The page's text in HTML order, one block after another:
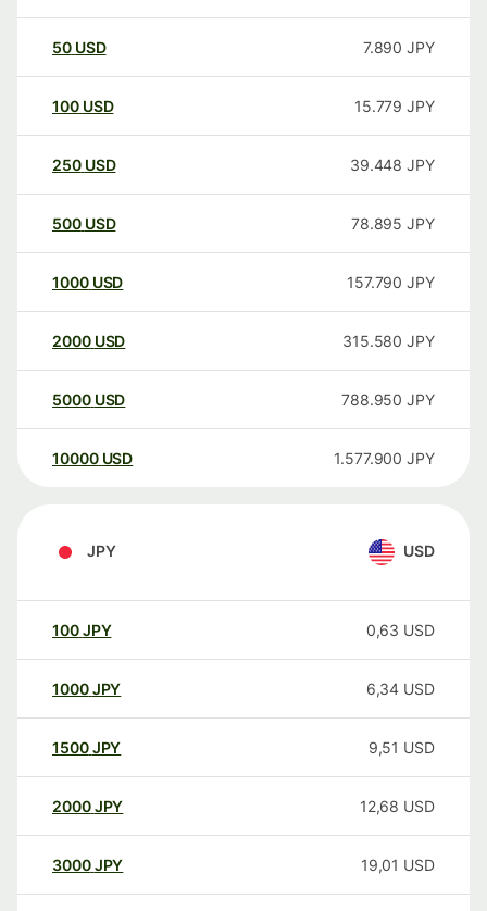
50 USD 7.890 JPY
100 USD 15.779 JPY
250 USD 39.448 JPY
500 USD 78.895 JPY
1000 USD 157.790 JPY
2000 USD 315.580 JPY
5000 USD 788.950 JPY
10000 USD 1.577.900 JPY
JPY USD
100JPY 0,63 USD
1000JPY 6,34 USD
1500JPY 9,51 USD
2000JPY 12,68 USD
3000JPY 19,01 USD